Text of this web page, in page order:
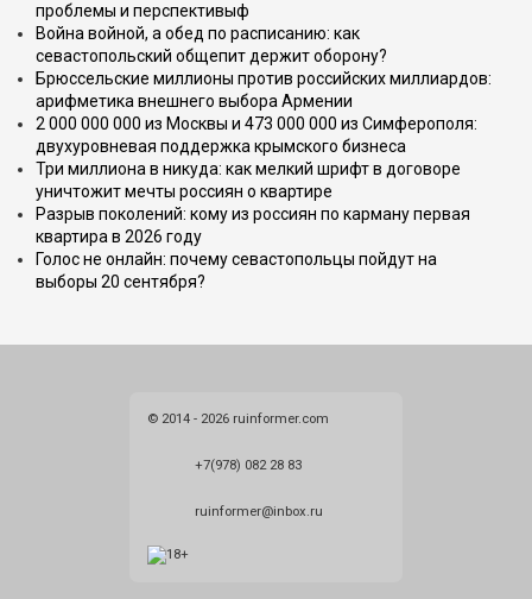
проблемы и перспективыф
Война войной, а обед по расписанию: как
севастопольский общепит держит оборону?
Брюссельские миллионы против российских миллиардов:
арифметика внешнего выбора Армении
2 000 000 000 из Москвы и 473 000 000 из Симферополя:
двухуровневая поддержка крымского бизнеса
Три миллиона в никуда: как мелкий шрифт в договоре
уничтожит мечты россиян о квартире
Разрыв поколений: кому из россиян по карману первая
квартира в 2026 году
Голос не онлайн: почему севастопольцы пойдут на
выборы 20 сентября?
© 2014 - 2026 ruinformer.com
+7(978) 082 28 83
ruinformer@inbox.ru